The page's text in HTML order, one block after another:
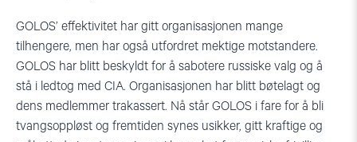
GOLOS’ effektivitet har gitt organisasjonen mange
tilhengere, men har også utfordret mektige motstandere.
GOLOS har blitt beskyldt for å sabotere russiske valg og å
stå i ledtog med CIA. Organisasjonen har blitt bøtelagt og
dens medlemmer trakassert. Nå står GOLOS i fare for å bli
tvangsoppløst og fremtiden synes usikker, gitt kraftige og